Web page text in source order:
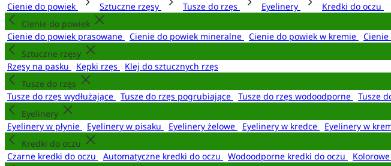
Cienie do powiek
Sztuczne rzęsy Tusze do rzęs Eyelinery Kredki do oczu
Cienie do powiek
Cienie do powiek prasowane
Cienie do powiek mineralne Cienie do powiek w kremie
Sztuczne rzęsy
Rzęsy na pasku
Kępki rzęs
Klej do sztucznych rzęs
Tusze do rzęs
Tusze do rzęs wydłużające
Tusze do rzęs pogrubiające Tusze do rzęs wodoodporne Tusze
Eyelinery
Eyelinery w płynie
Eyelinery w pisaku Eyelinery żelowe Eyelinery w kredce Eyelinery w
Kredki do oczu
Czarne kredki do oczu
Automatyczne kredki do oczu Wodoodporne kredki do oczu